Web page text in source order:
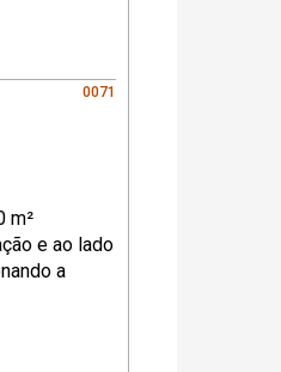
0071
m²
e ao lado
a